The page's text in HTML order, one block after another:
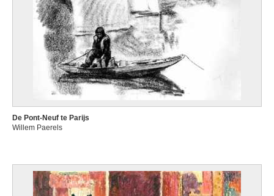
De Pont-Neuf te Parijs
Willem Paerels